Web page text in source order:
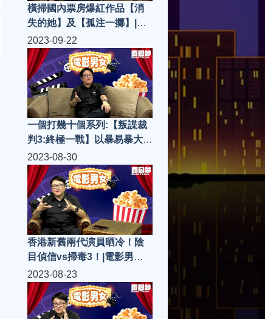
橫掃國內票房爆紅作品【消
失的她】及【孤注一擲】|電
影男女 S4(第18集)
2023-09-22
一個打幾十個系列:【叛諜裁
判3:終極一戰】以暴易暴大化
人心！|電影男女 S4(第16集)
2023-08-30
香港新舊兩代演員晒冷！陰
目偵信vs掃毒3！|電影男女
S4(第15集)
2023-08-23